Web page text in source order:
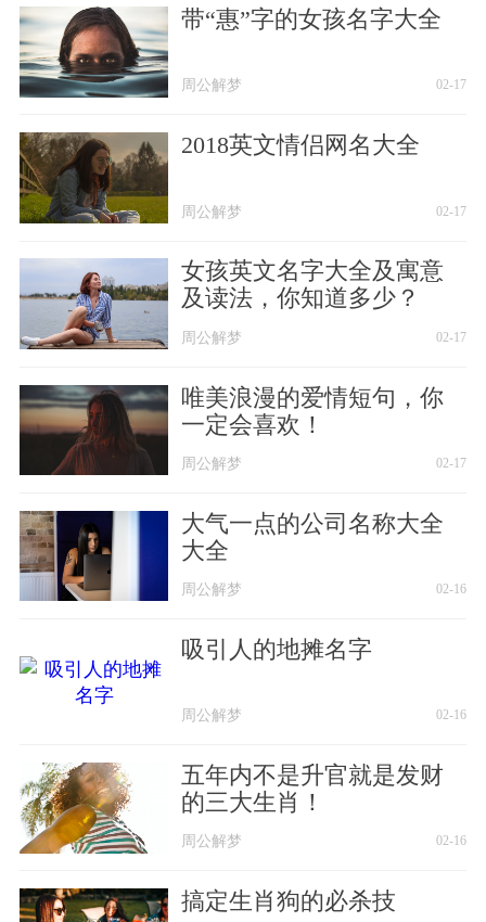
带“惠”字的女孩名字大全
周公解梦 02-17
2018英文情侣网名大全
周公解梦 02-17
女孩英文名字大全及寓意
及读法，你知道多少？
周公解梦 02-17
唯美浪漫的爱情短句，你
一定会喜欢！
周公解梦 02-17
大气一点的公司名称大全
大全
周公解梦 02-16
吸引人的地摊名字
周公解梦 02-16
五年内不是升官就是发财
的三大生肖！
周公解梦 02-16
搞定生肖狗的必杀技